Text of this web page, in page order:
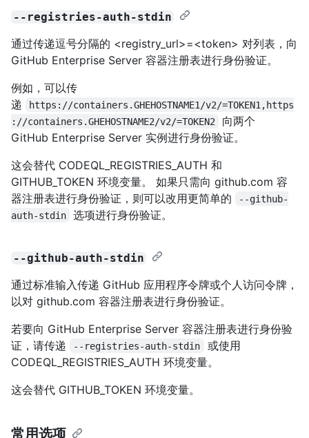
--registries-auth-stdin
通过传递逗号分隔的 <registry_url>=<token> 对列表，向
GitHub Enterprise Server 容器注册表进行身份验证。
例如，可以传
递
https://containers.GHEHOSTNAME1/v2/=TOKEN1,https
://containers.GHEHOSTNAME2/v2/=TOKEN2
向两个
GitHub Enterprise Server 实例进行身份验证。
这会替代 CODEQL_REGISTRIES_AUTH 和
GITHUB_TOKEN 环境变量。 如果只需向 github.com 容
器注册表进行身份验证，则可以改用更简单的
--github-
auth-stdin
选项进行身份验证。
--github-auth-stdin
通过标准输入传递 GitHub 应用程序令牌或个人访问令牌，
以对 github.com 容器注册表进行身份验证。
若要向 GitHub Enterprise Server 容器注册表进行身份验
证，请传递
--registries-auth-stdin
或使用
CODEQL_REGISTRIES_AUTH 环境变量。
这会替代 GITHUB_TOKEN 环境变量。
常用选项